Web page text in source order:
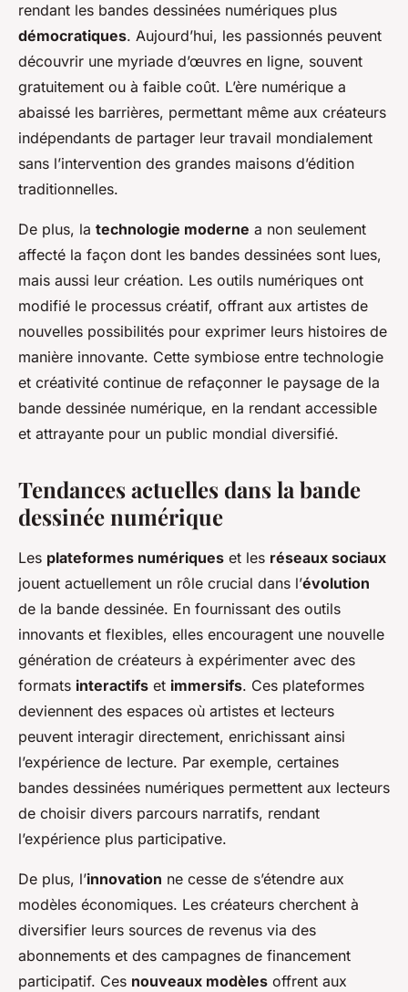
rendant les bandes dessinées numériques plus
démocratiques. Aujourd’hui, les passionnés peuvent
découvrir une myriade d’œuvres en ligne, souvent
gratuitement ou à faible coût. L’ère numérique a
abaissé les barrières, permettant même aux créateurs
indépendants de partager leur travail mondialement
sans l’intervention des grandes maisons d’édition
traditionnelles.
De plus, la technologie moderne a non seulement
affecté la façon dont les bandes dessinées sont lues,
mais aussi leur création. Les outils numériques ont
modifié le processus créatif, offrant aux artistes de
nouvelles possibilités pour exprimer leurs histoires de
manière innovante. Cette symbiose entre technologie
et créativité continue de refaçonner le paysage de la
bande dessinée numérique, en la rendant accessible
et attrayante pour un public mondial diversifié.
Tendances actuelles dans la bande
dessinée numérique
Les plateformes numériques et les réseaux sociaux
jouent actuellement un rôle crucial dans l’évolution
de la bande dessinée. En fournissant des outils
innovants et flexibles, elles encouragent une nouvelle
génération de créateurs à expérimenter avec des
formats interactifs et immersifs. Ces plateformes
deviennent des espaces où artistes et lecteurs
peuvent interagir directement, enrichissant ainsi
l’expérience de lecture. Par exemple, certaines
bandes dessinées numériques permettent aux lecteurs
de choisir divers parcours narratifs, rendant
l’expérience plus participative.
De plus, l’innovation ne cesse de s’étendre aux
modèles économiques. Les créateurs cherchent à
diversifier leurs sources de revenus via des
abonnements et des campagnes de financement
participatif. Ces nouveaux modèles offrent aux